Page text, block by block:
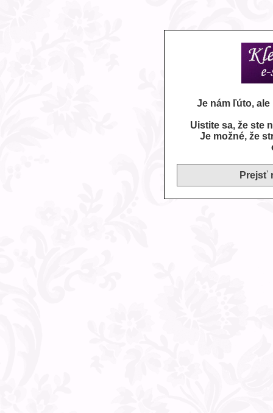
Je nám ľúto,
Uistite sa, že ste
Je možné, že
Prejsť